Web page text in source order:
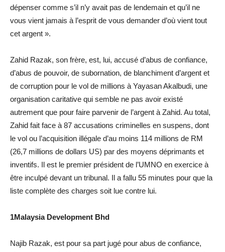
dépenser comme s’il n’y avait pas de lendemain et qu’il ne
vous vient jamais à l’esprit de vous demander d’où vient tout
cet argent ».
Zahid Razak, son frère, est, lui, accusé d’abus de confiance,
d’abus de pouvoir, de subornation, de blanchiment d’argent et
de corruption pour le vol de millions à Yayasan Akalbudi, une
organisation caritative qui semble ne pas avoir existé
autrement que pour faire parvenir de l’argent à Zahid. Au total,
Zahid fait face à 87 accusations criminelles en suspens, dont
le vol ou l’acquisition illégale d’au moins 114 millions de RM
(26,7 millions de dollars US) par des moyens déprimants et
inventifs. Il est le premier président de l’UMNO en exercice à
être inculpé devant un tribunal. Il a fallu 55 minutes pour que la
liste complète des charges soit lue contre lui.
1Malaysia Development Bhd
Najib Razak, est pour sa part jugé pour abus de confiance,